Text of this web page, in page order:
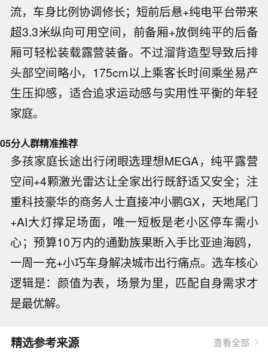
流，车身比例协调修长；短前后悬+纯电平台带来
超3.3米纵向可用空间，前备厢+放倒纯平的后备
厢可轻松装载露营装备。不过溜背造型导致后排
头部空间略小，175cm以上乘客长时间乘坐易产
生压抑感，适合追求运动感与实用性平衡的年轻
家庭。
05分人群精准推荐
多孩家庭长途出行闭眼选理想MEGA，纯平露营
空间+4颗激光雷达让全家出行既舒适又安全；注
重科技豪华的商务人士直接冲小鹏GX，天地尾门
+AI大灯撑足场面，唯一短板是老小区停车需小
心；预算10万内的通勤族果断入手比亚迪海鸥，
一周一充+小巧车身解决城市出行痛点。选车核心
逻辑是：颜值为表，场景为里，匹配自身需求才
是最优解。
精选参考来源 查看全部